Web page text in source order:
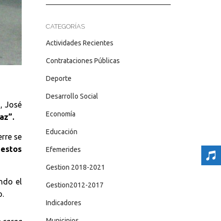
José
se
el
CATEGORÍAS
Actividades Recientes
Contrataciones Públicas
Deporte
Desarrollo Social
Economía
Educación
Efemerides
Gestion 2018-2021
Gestion2012-2017
Indicadores